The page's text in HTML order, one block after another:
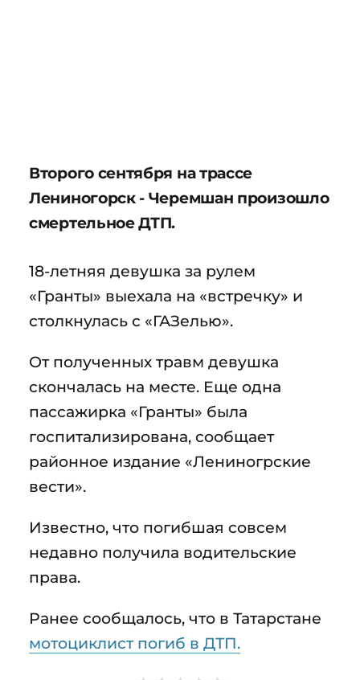
Второго сентября на трассе
Лениногорск - Черемшан произошло
смертельное ДТП.
18-летняя девушка за рулем
«Гранты» выехала на «встречку» и
столкнулась с «ГАЗелью».
От полученных травм девушка
скончалась на месте. Еще одна
пассажирка «Гранты» была
госпитализирована, сообщает
районное издание «Лениногрские
вести».
Известно, что погибшая совсем
недавно получила водительские
права.
Ранее сообщалось, что в Татарстане
мотоциклист погиб в ДТП.